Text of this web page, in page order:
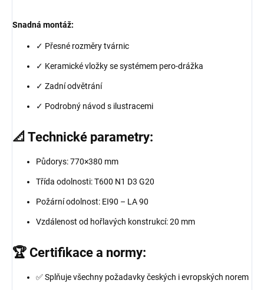
Snadná montáž:
✓ Přesné rozměry tvárnic
✓ Keramické vložky se systémem pero-drážka
✓ Zadní odvětrání
✓ Podrobný návod s ilustracemi
📐 Technické parametry:
Půdorys: 770×380 mm
Třída odolnosti: T600 N1 D3 G20
Požární odolnost: EI90 – LA 90
Vzdálenost od hořlavých konstrukcí: 20 mm
🏆 Certifikace a normy:
✅ Splňuje všechny požadavky českých i evropských norem